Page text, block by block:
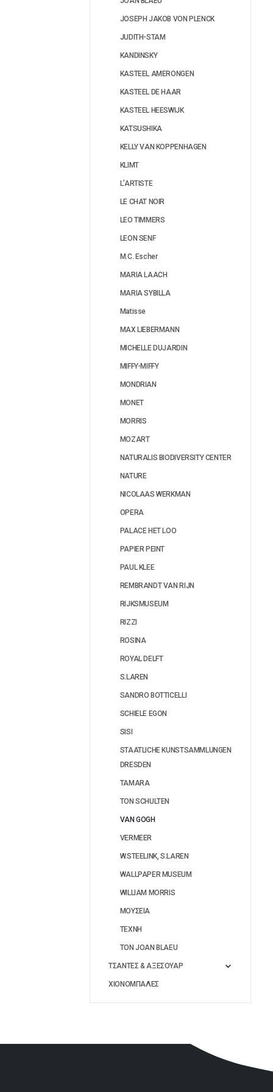
JOSEPH JAKOB VON PLENCK
JUDITH-STAM
KANDINSKY
KASTEEL AMERONGEN
KASTEEL DE HAAR
KASTEEL HEESWIJK
KATSUSHIKA
KELLY VAN KOPPENHAGEN
KLIMT
L’ARTISTE
LE CHAT NOIR
LEO TIMMERS
LEON SENF
M.C. Escher
MARIA LAACH
MARIA SYBILLA
Matisse
MAX LIEBERMANN
MICHELLE DUJARDIN
MIFFY-MIFFY
MONDRIAN
MONET
MORRIS
MOZART
NATURALIS BIODIVERSITY CENTER
NATURE
NICOLAAS WERKMAN
OPERA
PALACE HET LOO
PAPIER PEINT
PAUL KLEE
REMBRANDT VAN RIJN
RIJKSMUSEUM
RIZZI
ROSINA
ROYAL DELFT
S.LAREN
SANDRO BOTTICELLI
SCHIELE EGON
SISI
STAATLICHE KUNSTSAMMLUNGEN
DRESDEN
TAMARA
TON SCHULTEN
VAN GOGH
VERMEER
W.STEELINK, S.LAREN
WALLPAPER MUSEUM
WILLIAM MORRIS
ΜΟΥΣΕΙΑ
ΤΕΧΝΗ
ΤΟΝ JOAN BLAEU
ΤΣΑΝΤΕΣ & ΑΞΕΣΟΥΑΡ
ΧΙΟΝΟΜΠΑΛΕΣ